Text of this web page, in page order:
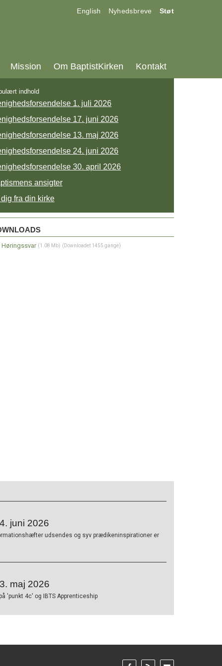
17.0:
English 18.0:
Nyhedsbreve 19.0:
Støt
25.0:
Mission 26.0:
Om BaptistKirken 27.0:
Kontakt
indhold
1. juli 2026
17. juni 2026
13. maj 2026
24. juni 2026
30. april 2026
ansigter
fra din kirke
Høringssvar (1.08 Mb) (Downloadet 1455 gange)
juni 2026
udsendes og syv prædikeninspirationer er
maj 2026
'punkt 4c' og IBTS Apprenticeship
Gå
Gå
Gå